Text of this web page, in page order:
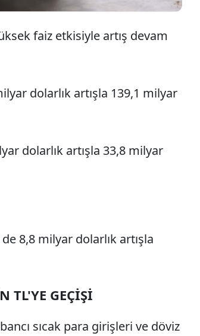
faiz etkisiyle artış devam
dolarlık artışla 139,1 milyar
dolarlık artışla 33,8 milyar
8,8 milyar dolarlık artışla
TL'YE GEÇİŞİ
sıcak para girişleri ve döviz